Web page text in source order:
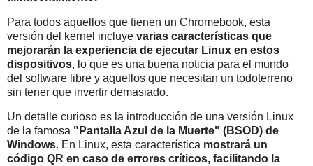
Para todos aquellos que tienen un Chromebook, esta
versión del kernel incluye varias características que
mejorarán la experiencia de ejecutar Linux en estos
dispositivos, lo que es una buena noticia para el mundo
del software libre y aquellos que necesitan un todoterreno
sin tener que invertir demasiado.
Un detalle curioso es la introducción de una versión Linux
de la famosa "Pantalla Azul de la Muerte" (BSOD) de
Windows. En Linux, esta característica mostrará un
código QR en caso de errores críticos, facilitando la